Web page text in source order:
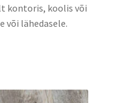
kontoris, koolis või
või lähedasele.